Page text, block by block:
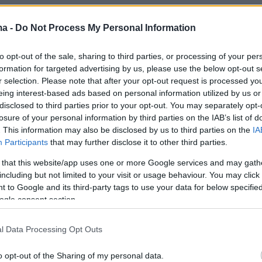
- Do Not Process My Personal Information
opt-out of the sale, sharing to third parties, or processing of your
for targeted advertising by us, please use the below opt-out
selection. Please note that after your opt-out request is processed
interest-based ads based on personal information utilized by us
to third parties prior to your opt-out. You may separately
of your personal information by third parties on the IAB’s list of
This information may also be disclosed by us to third parties on the
Participants that may further disclose it to other third parties.
that this website/app uses one or more Google services and may
but not limited to your visit or usage behaviour. You may
to Google and its third-party tags to use your data for below
consent section.
Data Processing Opt Outs
opt-out of the Sharing of my personal data.
ξεκινάει με την φιγούρα του -διάσημου
και στο εξώφυλλο του LP τους.
στοχασμό, που αφορά στους άστεγους
την σκληρότητα όσων ζουν στον
καθώς και τις δυσκολίες, που
οι πρόσφυγες, που αναγκάζονται να
τις χώρες τους. Μάλιστα, σε διάφορα πλάνα
εμφανίζεται και ο τραγουδιστής της
.